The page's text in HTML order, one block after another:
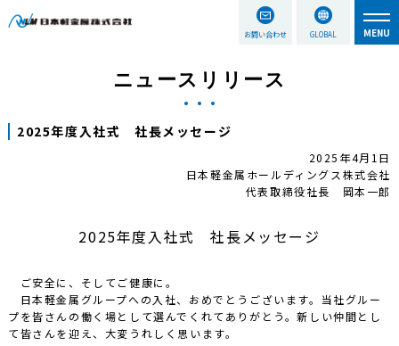
お問い合わせ GLOBAL
ニュースリリース
2025年度入社式 社長メッセージ
2025年4月1日
日本軽金属ホールディングス株式会社
代表取締役社長 岡本一郎
2025年度入社式 社長メッセージ
ご安全に、そしてご健康に。
日本軽金属グループへの入社、おめでとうございます。当社グルー
プを皆さんの働く場として選んでくれてありがとう。新しい仲間とし
て皆さんを迎え、大変うれしく思います。